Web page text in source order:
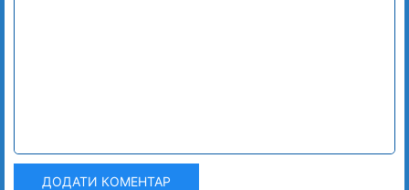
ДОДАТИ КОМЕНТАР